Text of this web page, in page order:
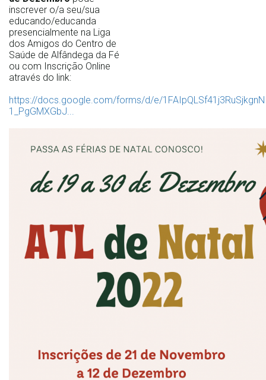
inscrever o/a seu/sua
educando/educanda
presencialmente na Liga
dos Amigos do Centro de
Saúde de Alfândega da Fé
ou com Inscrição Online
através do link:
https://docs.google.com/forms/d/e/
1_PgGMXGbJ...